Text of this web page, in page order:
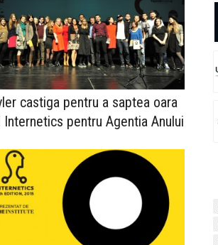
castiga pentru a saptea oara
pentru Agentia Anului